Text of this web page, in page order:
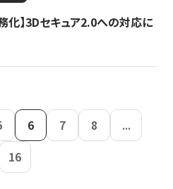
化】3Dセキュア2.0への対応に
6 7 8
...
16